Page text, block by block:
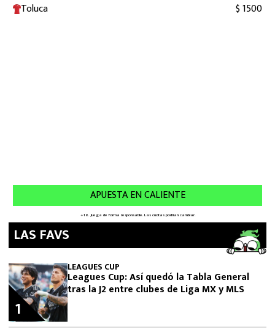
LAS FAVS
LEAGUES CUP
Leagues Cup: Así quedó la Tabla General
tras la J2 entre clubes de Liga MX y MLS
1